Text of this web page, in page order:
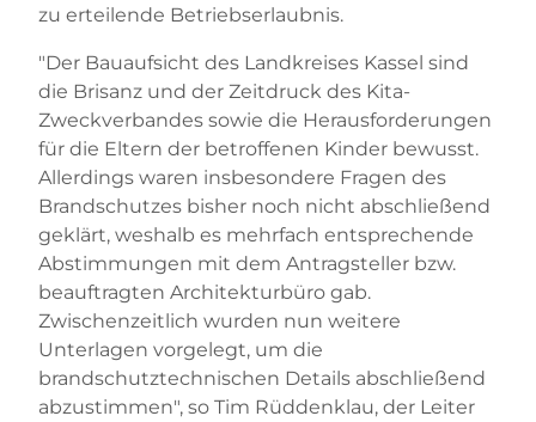
zu erteilende Betriebserlaubnis.
"Der Bauaufsicht des Landkreises Kassel sind
die Brisanz und der Zeitdruck des Kita-
Zweckverbandes sowie die Herausforderungen
für die Eltern der betroffenen Kinder bewusst.
Allerdings waren insbesondere Fragen des
Brandschutzes bisher noch nicht abschließend
geklärt, weshalb es mehrfach entsprechende
Abstimmungen mit dem Antragsteller bzw.
beauftragten Architekturbüro gab.
Zwischenzeitlich wurden nun weitere
Unterlagen vorgelegt, um die
brandschutztechnischen Details abschließend
abzustimmen", so Tim Rüddenklau, der Leiter